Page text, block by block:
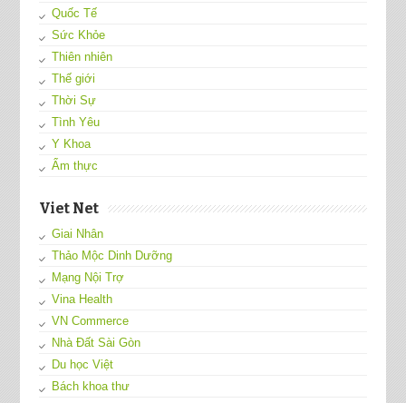
Quốc Tế
Sức Khỏe
Thiên nhiên
Thế giới
Thời Sự
Tình Yêu
Y Khoa
Ẩm thực
Viet Net
Giai Nhân
Thảo Mộc Dinh Dưỡng
Mạng Nội Trợ
Vina Health
VN Commerce
Nhà Đất Sài Gòn
Du học Việt
Bách khoa thư